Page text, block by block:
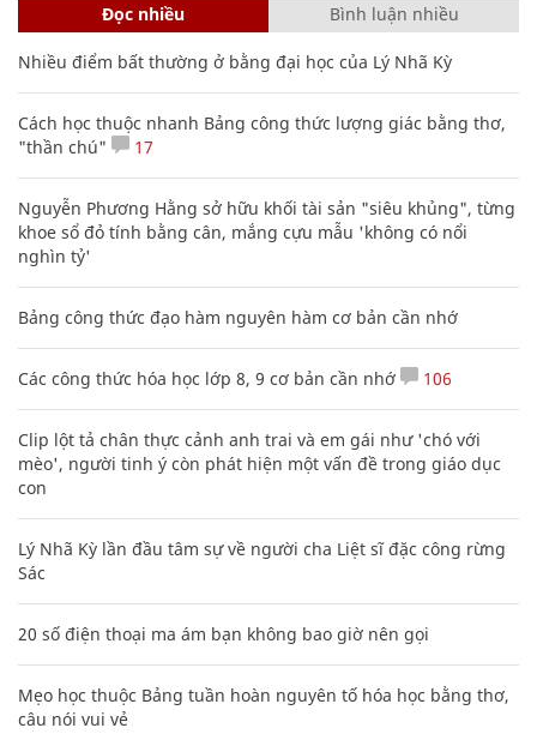
Đọc nhiều Bình luận nhiều
Nhiều điểm bất thường ở bằng đại học của Lý Nhã Kỳ
Cách học thuộc nhanh Bảng công thức lượng giác bằng thơ,
"thần chú"
17
Nguyễn Phương Hằng sở hữu khối tài sản "siêu khủng", từng
khoe sổ đỏ tính bằng cân, mắng cựu mẫu 'không có nổi
nghìn tỷ'
Bảng công thức đạo hàm nguyên hàm cơ bản cần nhớ
Các công thức hóa học lớp 8, 9 cơ bản cần nhớ 106
Clip lột tả chân thực cảnh anh trai và em gái như 'chó với
mèo', người tinh ý còn phát hiện một vấn đề trong giáo dục
con
Lý Nhã Kỳ lần đầu tâm sự về người cha Liệt sĩ đặc công rừng
Sác
20 số điện thoại ma ám bạn không bao giờ nên gọi
Mẹo học thuộc Bảng tuần hoàn nguyên tố hóa học bằng thơ,
câu nói vui vẻ